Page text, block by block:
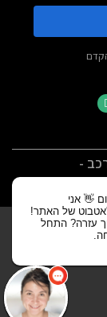
-
👋 אני
של האתר!
עזרה? התחל